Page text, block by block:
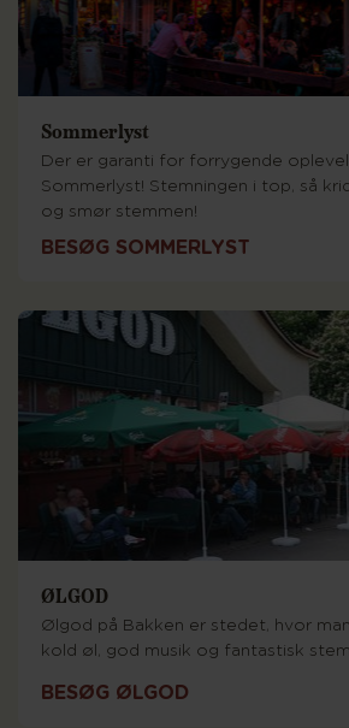
Sommerlyst
Der er garanti for forrygende
Sommerlyst! Stemningen i top, så
og smør stemmen!
BESØG SOMMERLYST
ØLGOD
Ølgod på Bakken er stedet, hvor
kold øl, god musik og fantastisk
BESØG ØLGOD